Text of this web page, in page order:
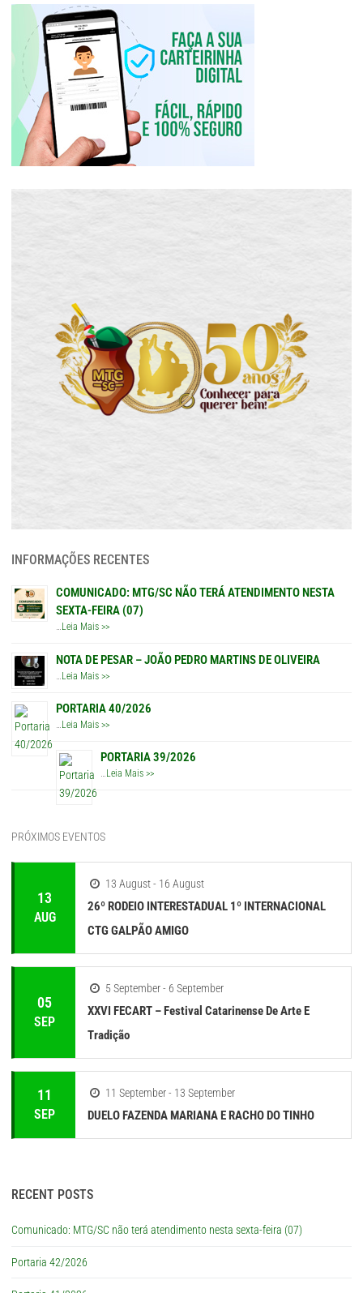
INFORMAÇÕES RECENTES
COMUNICADO: MTG/SC NÃO TERÁ ATENDIMENTO NESTA
SEXTA-FEIRA (07)
…Leia Mais >>
NOTA DE PESAR – JOÃO PEDRO MARTINS DE OLIVEIRA
Leia Mais >>
PORTARIA 40/2026
…Leia Mais >>
PORTARIA 39/2026
…Leia Mais >>
PRÓXIMOS EVENTOS
13
AUG
13 August - 16 August
26º RODEIO INTERESTADUAL 1º INTERNACIONAL
CTG GALPÃO AMIGO
05
SEP
5 September - 6 September
XXVI FECART – Festival Catarinense De Arte E
Tradição
11
SEP
11 September - 13 September
DUELO FAZENDA MARIANA E RACHO DO TINHO
RECENT POSTS
Comunicado: MTG/SC não terá atendimento nesta sexta-feira (07)
Portaria 42/2026